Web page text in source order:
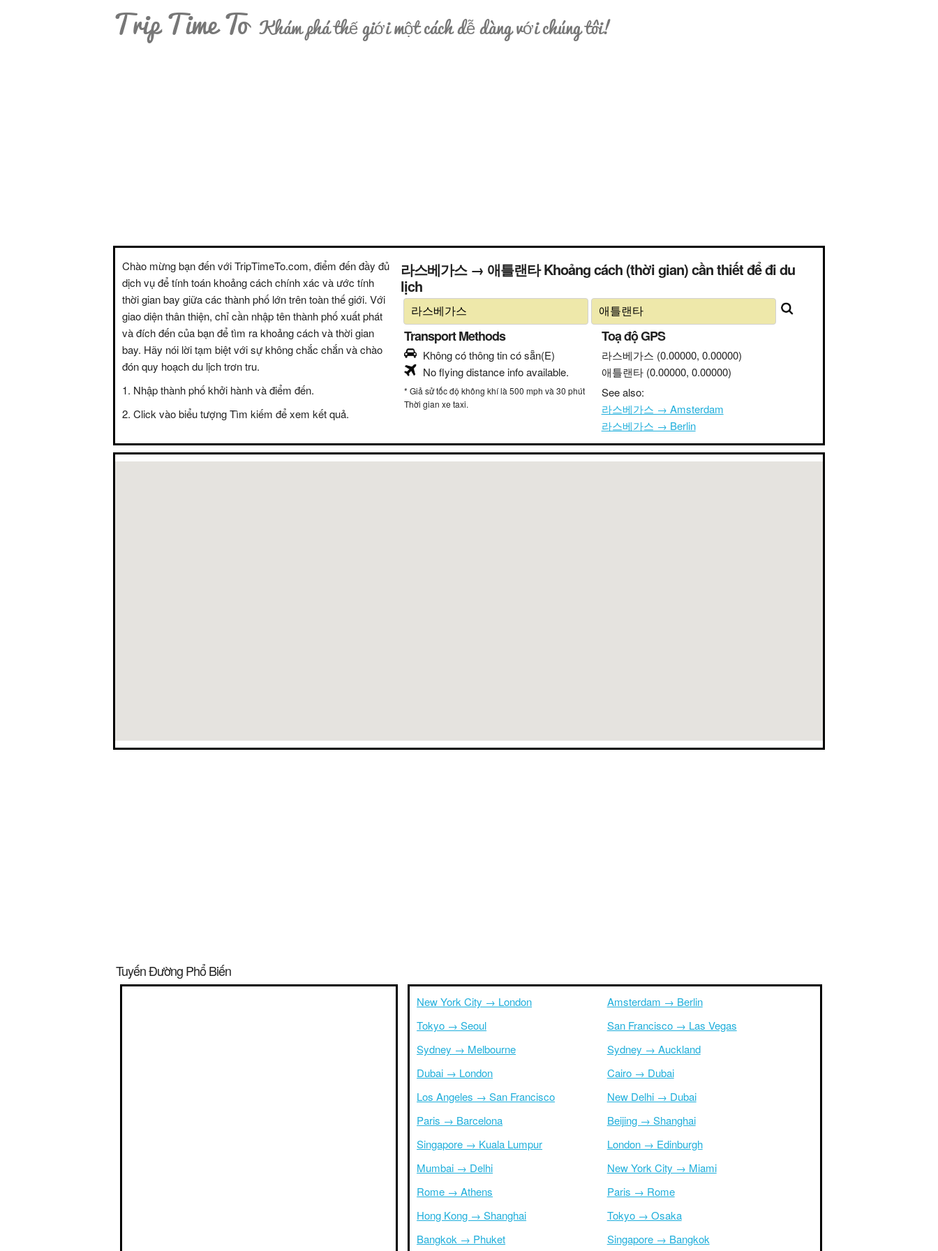
Trip Time To Khám phá thế giới một cách dễ dàng với chúng tôi!
Chào mừng bạn đến với TripTimeTo.com, điểm đến đầy đủ
dịch vụ để tính toán khoảng cách chính xác và ước tính
thời gian bay giữa các thành phố lớn trên toàn thế giới. Với
giao diện thân thiện, chỉ cần nhập tên thành phố xuất phát
và đích đến của bạn để tìm ra khoảng cách và thời gian
bay. Hãy nói lời tạm biệt với sự không chắc chắn và chào
đón quy hoạch du lịch trơn tru.
Nhập thành phố khởi hành và điểm đến.
Click vào biểu tượng Tìm kiếm để xem kết quả.
라스베가스 → 애틀랜타 Khoảng cách (thời gian) cần thiết để đi du
lịch
Transport Methods
Không có thông tin có sẵn(E)
No flying distance info available.
* Giả sử tốc độ không khí là 500 mph và 30 phút
Thời gian xe taxi.
Toạ độ GPS
라스베가스 (0.00000, 0.00000)
애틀랜타 (0.00000, 0.00000)
See also:
라스베가스 → Amsterdam
라스베가스 → Berlin
Tuyến Đường Phổ Biến
New York City → London
Tokyo → Seoul
Sydney → Melbourne
Dubai → London
Los Angeles → San Francisco
Paris → Barcelona
Singapore → Kuala Lumpur
Mumbai → Delhi
Rome → Athens
Hong Kong → Shanghai
Bangkok → Phuket
Amsterdam → Berlin
San Francisco → Las Vegas
Sydney → Auckland
Cairo → Dubai
New Delhi → Dubai
Beijing → Shanghai
London → Edinburgh
New York City → Miami
Paris → Rome
Tokyo → Osaka
Singapore → Bangkok